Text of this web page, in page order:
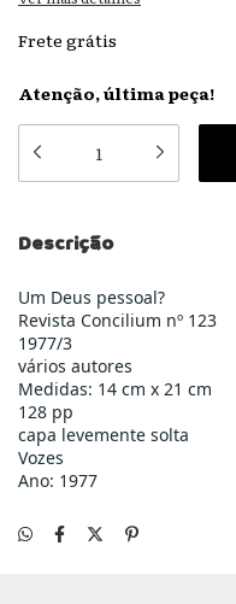
Frete grátis
Atenção, última peça!
Descrição
Um Deus pessoal?
Revista Concilium nº 123
1977/3
vários autores
Medidas: 14 cm x 21 cm
128 pp
capa levemente solta
Vozes
Ano: 1977